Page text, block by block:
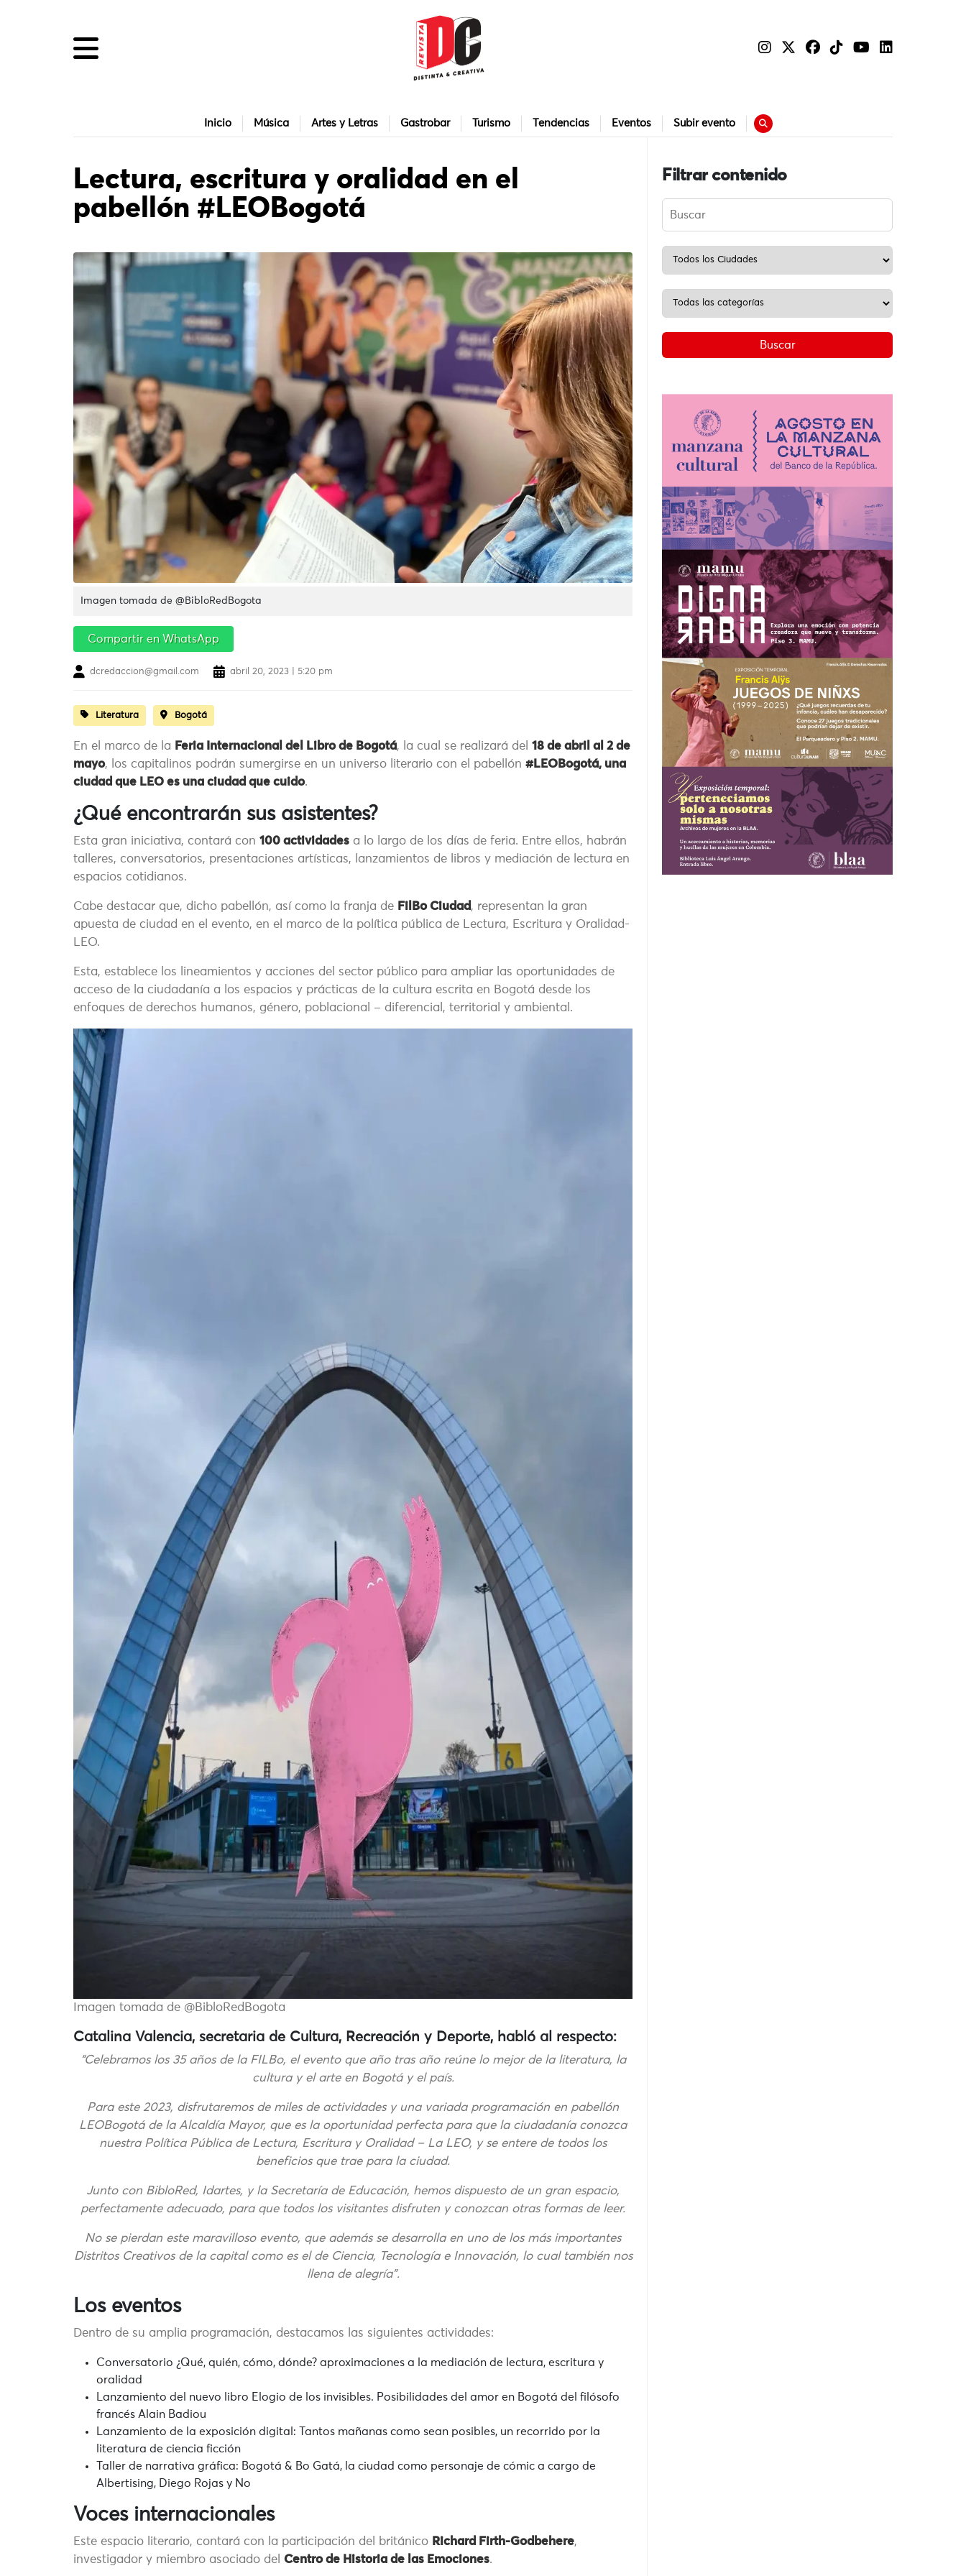
Inicio Música Artes y Letras Gastrobar Turismo Tendencias Eventos Subir evento
Lectura, escritura y oralidad en el
pabellón #LEOBogotá
Imagen tomada de @BibloRedBogota
Compartir en WhatsApp
dcredaccion@gmail.com abril 20, 2023 | 5:20 pm
Literatura Bogotá
En el marco de la Feria Internacional del Libro de Bogotá, la cual se realizará del 18 de abril al 2 de
mayo, los capitalinos podrán sumergirse en un universo literario con el pabellón #LEOBogotá, una
ciudad que LEO es una ciudad que cuido.
¿Qué encontrarán sus asistentes?
Esta gran iniciativa, contará con 100 actividades a lo largo de los días de feria. Entre ellos, habrán
talleres, conversatorios, presentaciones artísticas, lanzamientos de libros y mediación de lectura en
espacios cotidianos.
Cabe destacar que, dicho pabellón, así como la franja de FilBo Ciudad, representan la gran
apuesta de ciudad en el evento, en el marco de la política pública de Lectura, Escritura y Oralidad-
LEO.
Esta, establece los lineamientos y acciones del sector público para ampliar las oportunidades de
acceso de la ciudadanía a los espacios y prácticas de la cultura escrita en Bogotá desde los
enfoques de derechos humanos, género, poblacional – diferencial, territorial y ambiental.
Imagen tomada de @BibloRedBogota
Catalina Valencia, secretaria de Cultura, Recreación y Deporte, habló al respecto:
“Celebramos los 35 años de la FILBo, el evento que año tras año reúne lo mejor de la literatura, la
cultura y el arte en Bogotá y el país.
Para este 2023, disfrutaremos de miles de actividades y una variada programación en pabellón
LEOBogotá de la Alcaldía Mayor, que es la oportunidad perfecta para que la ciudadanía conozca
nuestra Política Pública de Lectura, Escritura y Oralidad – La LEO, y se entere de todos los
beneficios que trae para la ciudad.
Junto con BibloRed, Idartes, y la Secretaría de Educación, hemos dispuesto de un gran espacio,
perfectamente adecuado, para que todos los visitantes disfruten y conozcan otras formas de leer.
No se pierdan este maravilloso evento, que además se desarrolla en uno de los más importantes
Distritos Creativos de la capital como es el de Ciencia, Tecnología e Innovación, lo cual también nos
llena de alegría”.
Los eventos
Dentro de su amplia programación, destacamos las siguientes actividades:
Conversatorio ¿Qué, quién, cómo, dónde? aproximaciones a la mediación de lectura, escritura y
oralidad
Lanzamiento del nuevo libro Elogio de los invisibles. Posibilidades del amor en Bogotá del filósofo
francés Alain Badiou
Lanzamiento de la exposición digital: Tantos mañanas como sean posibles, un recorrido por la
literatura de ciencia ficción
Taller de narrativa gráfica: Bogotá & Bo Gatá, la ciudad como personaje de cómic a cargo de
Albertising, Diego Rojas y No
Voces internacionales
Este espacio literario, contará con la participación del británico Richard Firth-Godbehere,
investigador y miembro asociado del Centro de Historia de las Emociones.
Filtrar contenido